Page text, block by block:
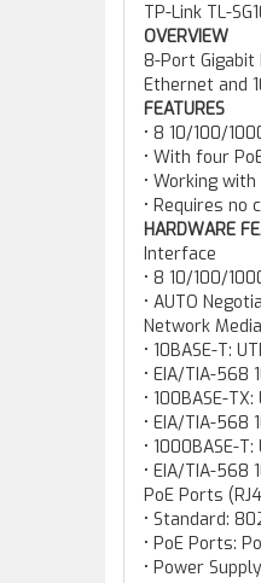
TP-Link TL-
OVERVIEW
8-Port
Ethernet and
FEATURES
• 8 10/100/
• With four
• Working
• Requires
HARDWARE
Interface
• 8 10/100/
• AUTO
Network Media
• 10BASE-T:
• EIA/TIA-568
• 100BASE-
• EIA/TIA-568
• 1000BASE-
• EIA/TIA-568
PoE Ports
• Standard:
• PoE Ports:
• Power